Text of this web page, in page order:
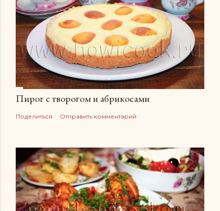
Пирог с творогом и абрикосами
Поделиться Отправить комментарий